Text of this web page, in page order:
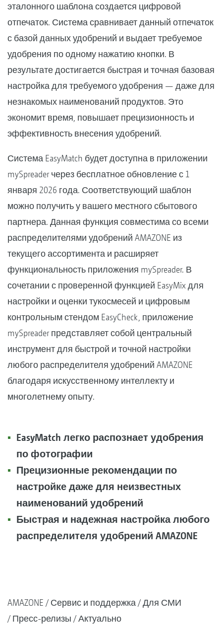
эталонного шаблона создается цифровой
отпечаток. Система сравнивает данный отпечаток
с базой данных удобрений и выдает требуемое
удобрения по одному нажатию кнопки. В
результате достигается быстрая и точная базовая
настройка для требуемого удобрения — даже для
незнакомых наименований продуктов. Это
экономит время, повышает прецизионность и
эффективность внесения удобрений.
Система EasyMatch будет доступна в приложении
mySpreader через бесплатное обновление с 1
января 2026 года. Соответствующий шаблон
можно получить у вашего местного сбытового
партнера. Данная функция совместима со всеми
распределителями удобрений AMAZONE из
текущего ассортимента и расширяет
функциональность приложения mySpreader. В
сочетании с проверенной функцией EasyMix для
настройки и оценки тукосмесей и цифровым
контрольным стендом EasyCheck, приложение
mySpreader представляет собой центральный
инструмент для быстрой и точной настройки
любого распределителя удобрений AMAZONE
благодаря искусственному интеллекту и
многолетнему опыту.
EasyMatch легко распознает удобрения
по фотографии
Прецизионные рекомендации по
настройке даже для неизвестных
наименований удобрений
Быстрая и надежная настройка любого
распределителя удобрений AMAZONE
AMAZONE Сервис и поддержка
Для СМИ
Пресс-релизы
Актуально